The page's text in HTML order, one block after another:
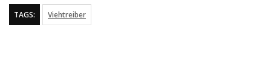
TAGS: Viehtreiber